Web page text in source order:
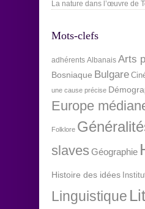
La nature dans l’œuvre de
Mots-clefs
adhérents Albanais Arts
Bosniaque Bulgare
une cause précise
Europe
Folklore
slaves Géographie
Histoire des idées
Linguistique